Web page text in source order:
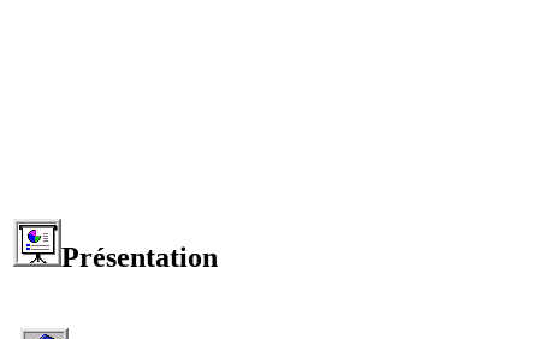
Présentation